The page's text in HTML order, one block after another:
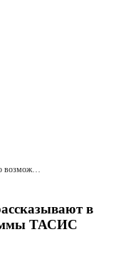
Представители Еврокомиссии рассказывают в Пскове о возможностях программы ТАСИС
в
ТАСИС